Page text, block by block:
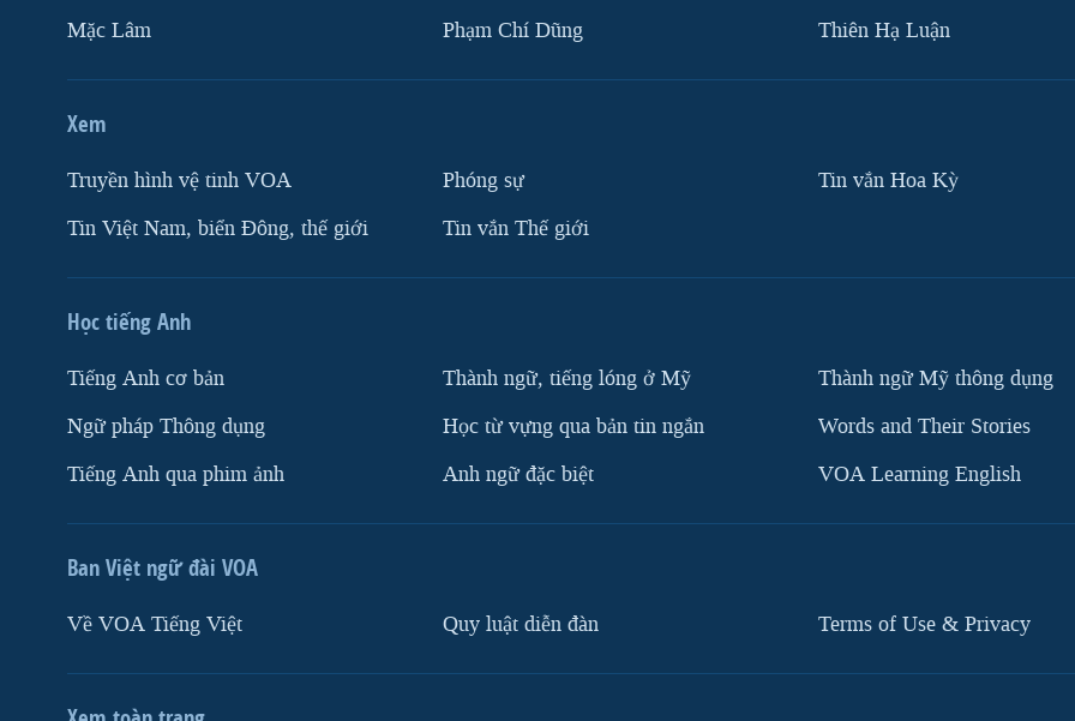
Mặc Lâm
Phạm Chí Dũng
Thiên Hạ Luận
Xem
Truyền hình vệ tinh VOA
Tin Việt Nam, biển Đông, thế giới
Phóng sự
Tin vắn Thế giới
Tin vắn Hoa Kỳ
Học tiếng Anh
Tiếng Anh cơ bản
Ngữ pháp Thông dụng
Tiếng Anh qua phim ảnh
Thành ngữ, tiếng lóng ở Mỹ
Học từ vựng qua bản tin ngắn
Anh ngữ đặc biệt
Thành ngữ Mỹ thông dụng
Words and Their Stories
VOA Learning English
Ban Việt ngữ đài VOA
Về VOA Tiếng Việt Quy luật diễn đàn Terms of Use & Privacy